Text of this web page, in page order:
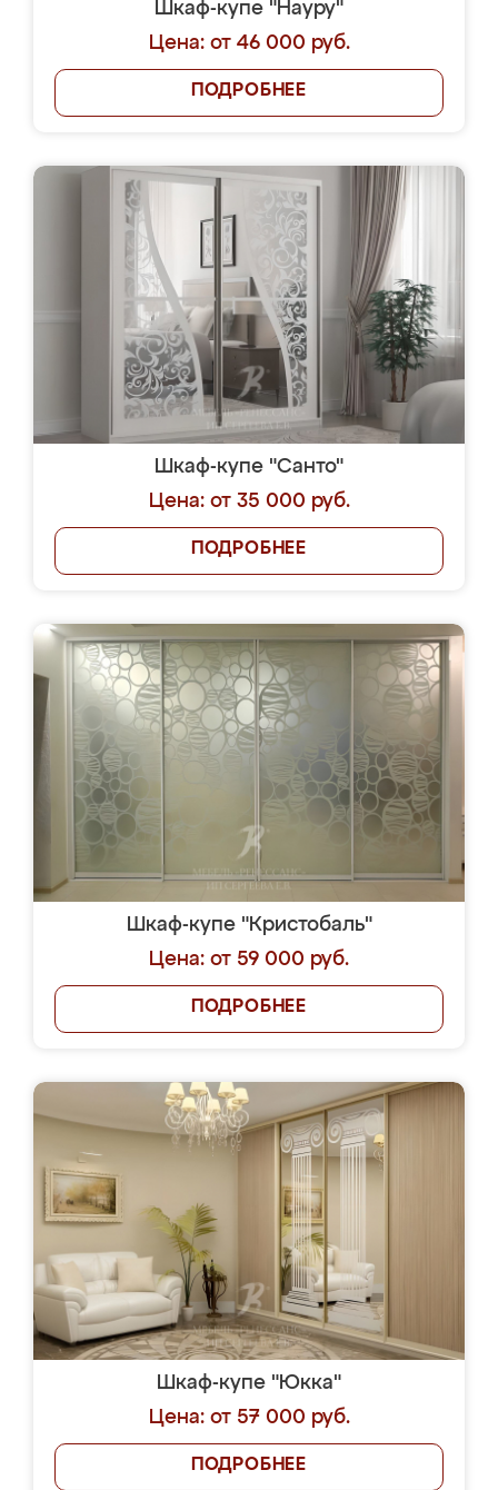
Шкаф-купе "Науру"
Цена: от 46 000 руб.
ПОДРОБНЕЕ
Шкаф-купе "Санто"
Цена: от 35 000 руб.
ПОДРОБНЕЕ
Шкаф-купе "Кристобаль"
Цена: от 59 000 руб.
ПОДРОБНЕЕ
Шкаф-купе "Юкка"
Цена: от 57 000 руб.
ПОДРОБНЕЕ